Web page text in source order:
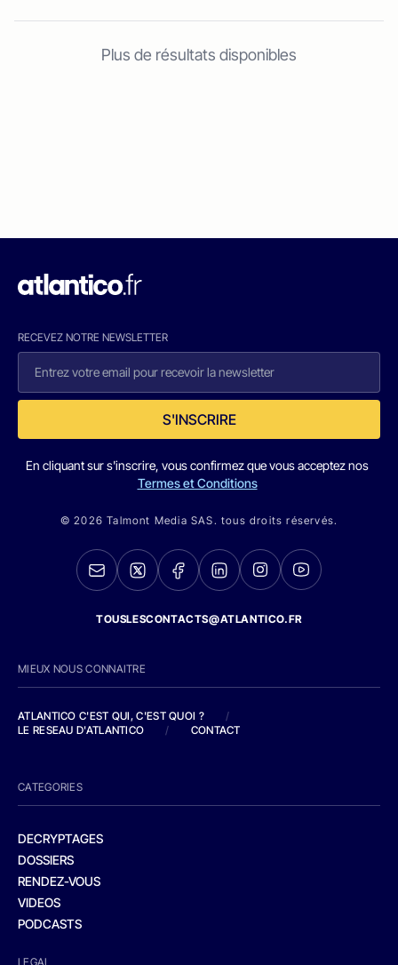
Plus de résultats disponibles
RECEVEZ NOTRE NEWSLETTER
S'INSCRIRE
En cliquant sur s'inscrire, vous confirmez que vous acceptez nos
Termes et Conditions
© 2026 Talmont Media SAS. tous droits réservés.
TOUSLESCONTACTS@ATLANTICO.FR
MIEUX NOUS CONNAITRE
ATLANTICO C'EST QUI, C'EST QUOI ?
/
LE RESEAU D'ATLANTICO
/ CONTACT
CATEGORIES
DECRYPTAGES
DOSSIERS
RENDEZ-VOUS
VIDEOS
PODCASTS
LEGAL